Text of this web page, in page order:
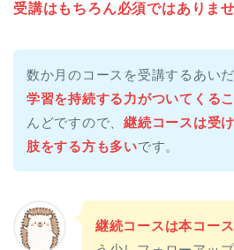
受講はもちろん必須ではありませ
数か月のコースを受講するあい
学習を持続する力がついてくる
んどですので、継続コースは受
肢をする方も多いです。
継続コースは本コー